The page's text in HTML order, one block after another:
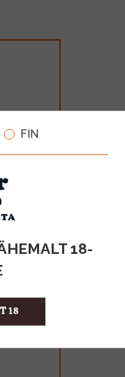
FIN
18-
18
PET